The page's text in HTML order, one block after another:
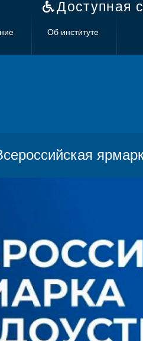
Доступная
Об институте